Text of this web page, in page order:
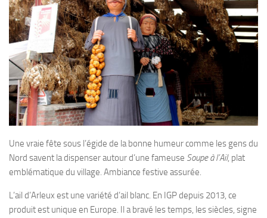
Sauces
Une vraie fête sous l’égide de la bonne humeur comme les gens du
Nord savent la dispenser autour d’une fameuse Soupe à l’Ail, plat
emblématique du village. Ambiance festive assurée.
L’ail d’Arleux est une variété d’ail blanc. En IGP depuis 2013, ce
produit est unique en Europe. Il a bravé les temps, les siècles, signe